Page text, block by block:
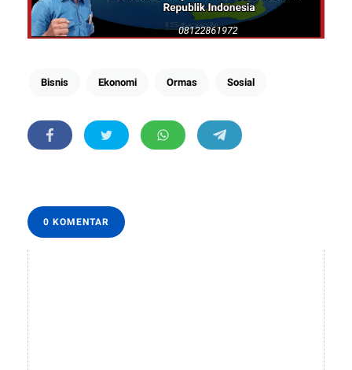
Bisnis Ekonomi Ormas Sosial
0 KOMENTAR